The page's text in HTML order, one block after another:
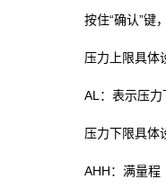
按住“确认”键
压力上限具体
AL：表示压力
压力下限具体
AHH：满量程